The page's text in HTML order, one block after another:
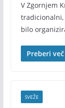
V Zgornjem
tradicionalni,
bilo
Preberi več
SVEŽE